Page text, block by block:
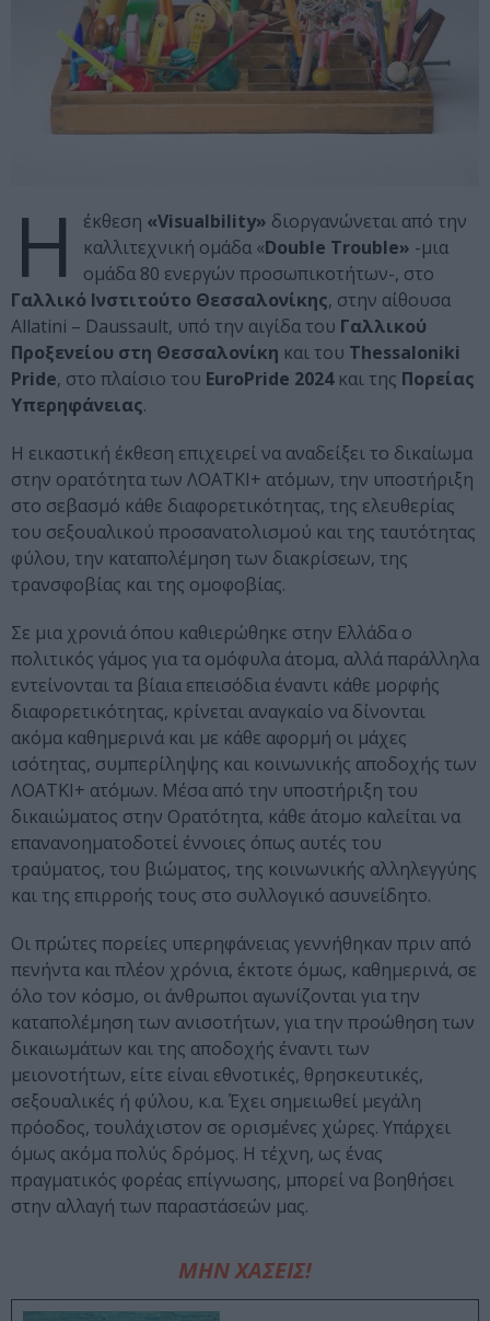
Η έκθεση «Visualbility» διοργανώνεται από την
καλλιτεχνική ομάδα «Double Trouble» -μια
ομάδα 80 ενεργών προσωπικοτήτων-, στο
Γαλλικό Ινστιτούτο Θεσσαλονίκης, στην αίθουσα
Allatini – Daussault, υπό την αιγίδα του Γαλλικού
Προξενείου στη Θεσσαλονίκη και του Thessaloniki
Pride, στο πλαίσιο του EuroPride 2024και της Πορείας
Υπερηφάνειας.
Η εικαστική έκθεση επιχειρεί να αναδείξει το δικαίωμα
στην ορατότητα των ΛΟΑΤΚΙ+ ατόμων, την υποστήριξη
στο σεβασμό κάθε διαφορετικότητας, της ελευθερίας
του σεξουαλικού προσανατολισμού και της ταυτότητας
φύλου, την καταπολέμηση των διακρίσεων, της
τρανσφοβίας και της ομοφοβίας.
Σε μια χρονιά όπου καθιερώθηκε στην Ελλάδα ο
πολιτικός γάμος για τα ομόφυλα άτομα, αλλά παράλληλα
εντείνονται τα βίαια επεισόδια έναντι κάθε μορφής
διαφορετικότητας, κρίνεται αναγκαίο να δίνονται
ακόμα καθημερινά και με κάθε αφορμή οι μάχες
ισότητας, συμπερίληψης και κοινωνικής αποδοχής των
ΛΟΑΤΚΙ+ ατόμων. Μέσα από την υποστήριξη του
δικαιώματος στην Ορατότητα, κάθε άτομο καλείται να
επανανοηματοδοτεί έννοιες όπως αυτές του
τραύματος, του βιώματος, της κοινωνικής αλληλεγγύης
και της επιρροής τους στο συλλογικό ασυνείδητο.
Οι πρώτες πορείες υπερηφάνειας γεννήθηκαν πριν από
πενήντα και πλέον χρόνια, έκτοτε όμως, καθημερινά, σε
όλο τον κόσμο, οι άνθρωποι αγωνίζονται για την
καταπολέμηση των ανισοτήτων, για την προώθηση των
δικαιωμάτων και της αποδοχής έναντι των
μειονοτήτων, είτε είναι εθνοτικές, θρησκευτικές,
σεξουαλικές ή φύλου, κ.α. Έχει σημειωθεί μεγάλη
πρόοδος, τουλάχιστον σε ορισμένες χώρες. Υπάρχει
όμως ακόμα πολύς δρόμος. Η τέχνη, ως ένας
πραγματικός φορέας επίγνωσης, μπορεί να βοηθήσει
στην αλλαγή των παραστάσεών μας.
ΜΗΝ ΧΑΣΕΙΣ!